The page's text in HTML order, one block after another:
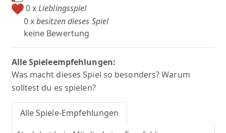
0 xLieblingsspiel
0 xbesitzen dieses Spiel
keine Bewertung
Alle Spieleempfehlungen:
Was macht dieses Spiel so besonders? Warum
solltest du es spielen?
Alle Spiele-Empfehlungen